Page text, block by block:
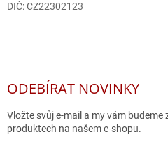
DIČ: CZ22302123
ODEBÍRAT NOVINKY
Vložte svůj e-mail a my vám
produktech na našem e-shopu.